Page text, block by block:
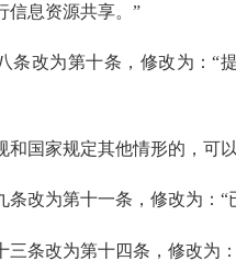
信息资源共享。”
改为第十条，修改为：“提
国家规定其他情形的，可以
为第十一条，修改为：“
改为第十四条，修改为：